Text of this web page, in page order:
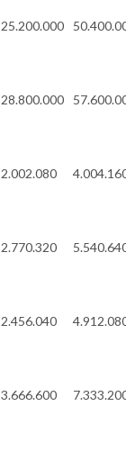
25.200.000
28.800.000
2.002.080
2.770.320
2.456.040
3.666.600